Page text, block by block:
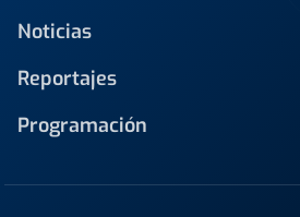
Noticias
Reportajes
Programación